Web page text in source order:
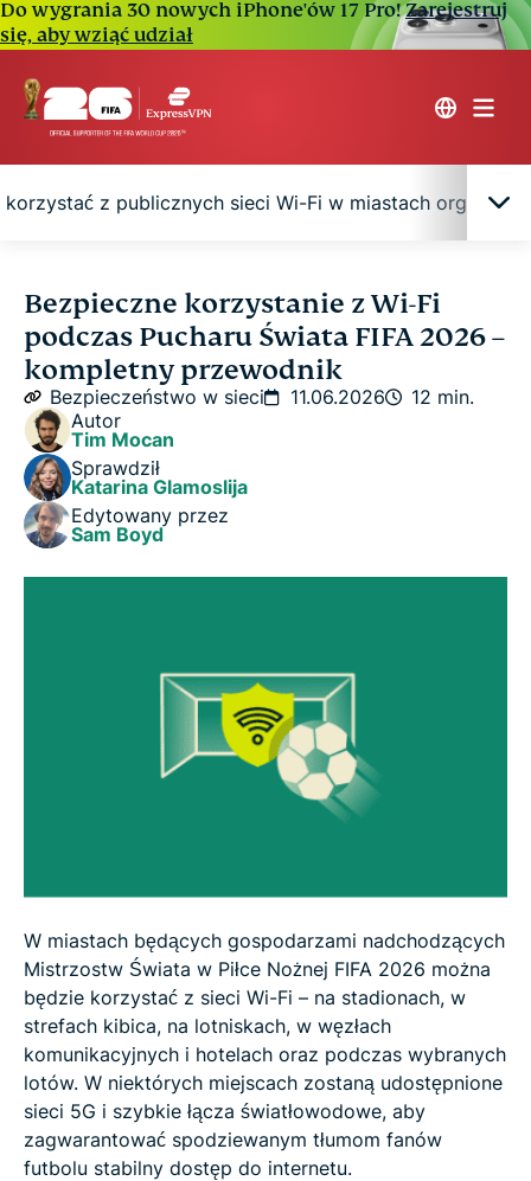
Do wygrania 30 nowych iPhone'ów 17 Pro!Zarejestruj
się, aby wziąć udział
z publicznych sieci Wi-Fi w miastach
Typowe zagrożenia dla kibiców Mistrzostw
Świata FIFA 2026 związane z bezpieczeństwem
sieci Wi-Fi
Jak bezpiecznie korzystać z publicznych sieci Wi-
Fi w miastach organizujących mistrzostwa
Sieci Wi-Fi na lotniskach, w hotelach i na
stadionach – które są najbardziej ryzykowne?
Bezpieczne korzystanie z Wi-Fi
podczas Pucharu Świata FIFA 2026 –
kompletny przewodnik
Bezpieczeństwo w sieci 11.06.2026
12 min.
Autor
Tim Mocan
Sprawdził
Katarina Glamoslija
Edytowany przez
Sam Boyd
W miastach będących gospodarzami nadchodzących
Mistrzostw Świata w Piłce Nożnej FIFA 2026 można
będzie korzystać z sieci Wi-Fi – na stadionach, w
strefach kibica, na lotniskach, w węzłach
komunikacyjnych i hotelach oraz podczas wybranych
lotów. W niektórych miejscach zostaną udostępnione
sieci 5G i szybkie łącza światłowodowe, aby
zagwarantować spodziewanym tłumom fanów
futbolu stabilny dostęp do internetu.